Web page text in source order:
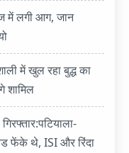
में लगी आग, जान
में खुल रहा बुद्ध का
शामिल
फेंके थे, ISI और रिंदा